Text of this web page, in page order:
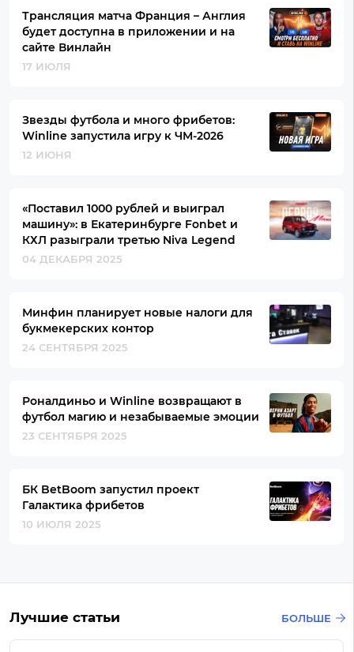
Трансляция матча Франция – Англия
будет доступна в приложении и на
сайте Винлайн
17 ИЮЛЯ
Звезды футбола и много фрибетов:
Winline запустила игру к ЧМ-2026
12 ИЮНЯ
«Поставил 1000 рублей и выиграл
машину»: в Екатеринбурге Fonbet и
КХЛ разыграли третью Niva Legend
04 ДЕКАБРЯ 2025
Минфин планирует новые налоги для
букмекерских контор
24 СЕНТЯБРЯ 2025
Роналдиньо и Winline возвращают в
футбол магию и незабываемые эмоции
23 СЕНТЯБРЯ 2025
БК BetBoom запустил проект
Галактика фрибетов
10 ИЮЛЯ 2025
Лучшие статьи БОЛЬШЕ